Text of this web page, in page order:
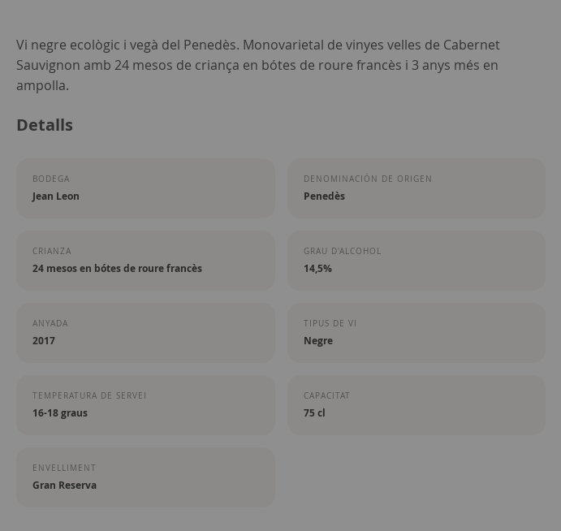
Skip
to
the
of
gallery
Vi negre ecològic i vegà del Penedès. Monovarietal de vinyes velles de Cabernet
Sauvignon amb 24 mesos de criança en bótes de roure francès i 3 anys més en
ampolla.
Detalls
BODEGA
Jean Leon
DENOMINACIÓN DE ORIGEN
Penedès
CRIANZA
24 mesos en bótes de roure francès
GRAU D'ALCOHOL
14,5%
ANYADA
2017
TIPUS DE VI
Negre
TEMPERATURA DE SERVEI
16-18 graus
CAPACITAT
75 cl
ENVELLIMENT
Gran Reserva